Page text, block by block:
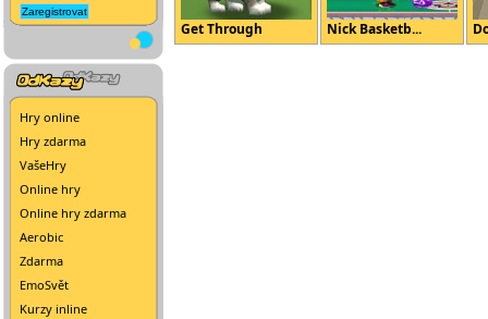
Hry online
Hry zdarma
VašeHry
Online hry
Online hry zdarma
Aerobic
Zdarma
EmoSvět
Kurzy inline
Get Through Nick Basketb...